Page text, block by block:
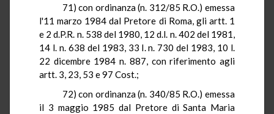
71) con ordinanza (n. 312/85 R.O.) emessa
l'11 marzo 1984 dal Pretore di Roma, gli artt. 1
e 2 d.P.R. n. 538 del 1980, 12 d.l. n. 402 del 1981,
14 l. n. 638 del 1983, 33 l. n. 730 del 1983, 10 l.
22 dicembre 1984 n. 887, con riferimento agli
artt. 3, 23, 53 e 97 Cost.;
72) con ordinanza (n. 340/85 R.O.) emessa
il 3 maggio 1985 dal Pretore di Santa Maria